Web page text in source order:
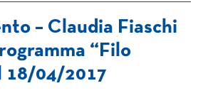
– Claudia Fiaschi
“Filo
18/04/2017